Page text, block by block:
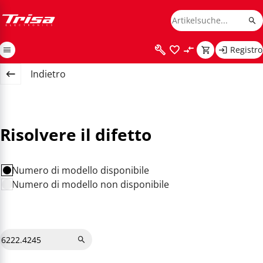
Registro
Indietro
Risolvere il difetto
Numero di modello disponibile
Numero di modello non disponibile